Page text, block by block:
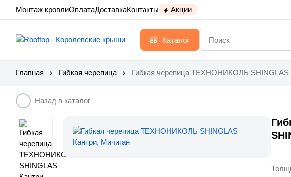
Монтаж кровлиОплатаДоставкаКонтакты Акции
Каталог
Главная Гибкая черепица Гибкая черепица ТЕХНОНИКОЛЬ SHINGLAS
Назад в каталог